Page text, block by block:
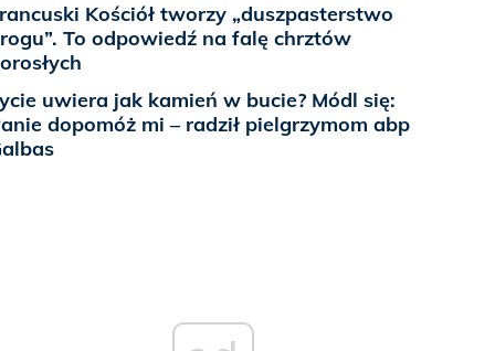
Kościół tworzy „duszpasterstwo
To odpowiedź na falę chrztów
uwiera jak kamień w bucie? Módl się:
dopomóż mi – radził pielgrzymom abp